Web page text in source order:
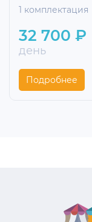
1 комплектация
32 700 ₽
день
Подробнее